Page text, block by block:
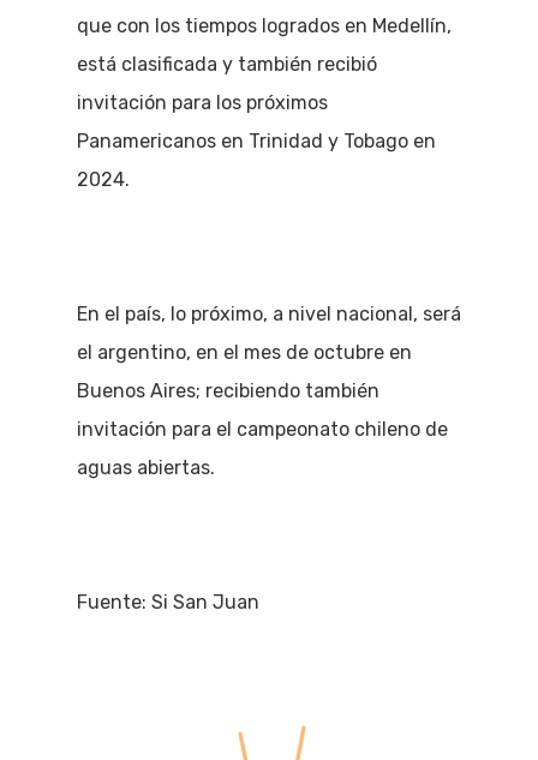
que con los tiempos logrados en Medellín,
está clasificada y también recibió
invitación para los próximos
Panamericanos en Trinidad y Tobago en
2024.
En el país, lo próximo, a nivel nacional, será
el argentino, en el mes de octubre en
Buenos Aires; recibiendo también
invitación para el campeonato chileno de
aguas abiertas.
Fuente: Si San Juan